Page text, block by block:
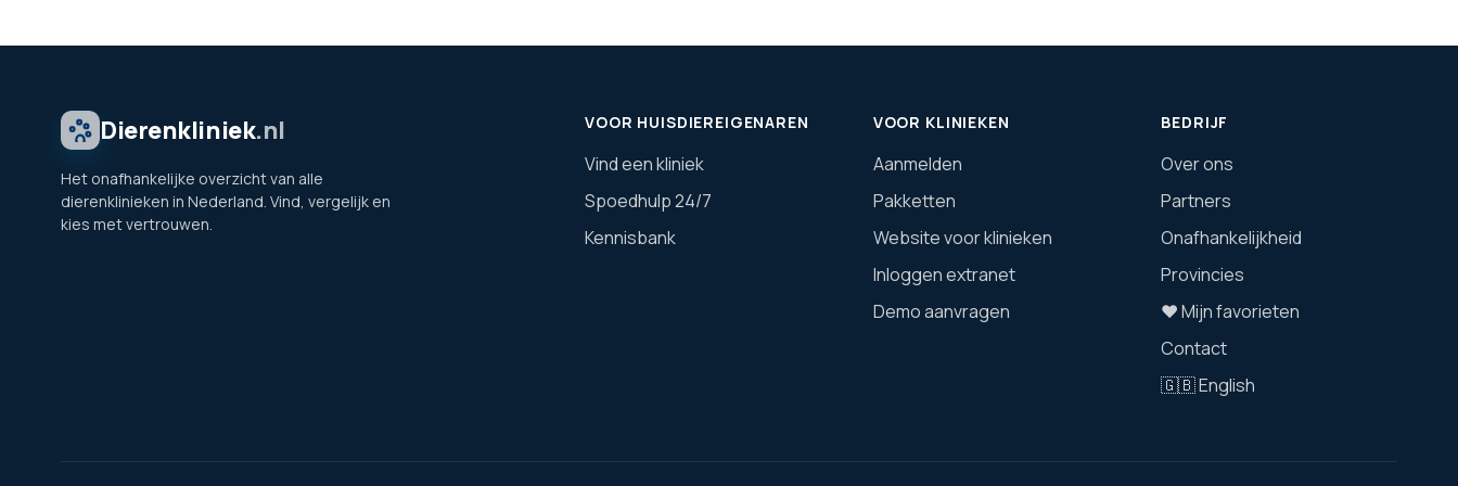
Dierenkliniek.nl
Het onafhankelijke overzicht van alle
dierenklinieken in Nederland. Vind, vergelijk en
kies met vertrouwen.
VOOR HUISDIEREIGENAREN
Vind een kliniek
Spoedhulp 24/7
Kennisbank
VOOR KLINIEKEN
Aanmelden
Pakketten
Website voor klinieken
Inloggen extranet
Demo aanvragen
BEDRIJF
Over ons
Partners
Onafhankelijkheid
Provincies
❤️ Mijn favorieten
Contact
🇬🇧 English